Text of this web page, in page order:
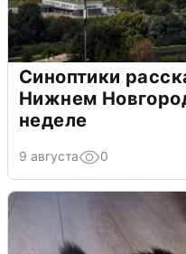
Синоптики
Нижнем
неделе
9 августа 0